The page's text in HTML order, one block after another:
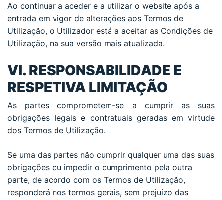
Ao continuar a aceder e a utilizar o website após a
entrada em vigor de alterações aos Termos de
Utilização, o Utilizador está a aceitar as Condições de
Utilização, na sua versão mais atualizada.
VI. RESPONSABILIDADE E
RESPETIVA LIMITAÇÃO
As partes comprometem-se a cumprir as suas
obrigações legais e contratuais geradas em virtude
dos Termos de Utilização.
Se uma das partes não cumprir qualquer uma das suas
obrigações ou impedir o cumprimento pela outra
parte, de acordo com os Termos de Utilização,
responderá nos termos gerais, sem prejuízo das